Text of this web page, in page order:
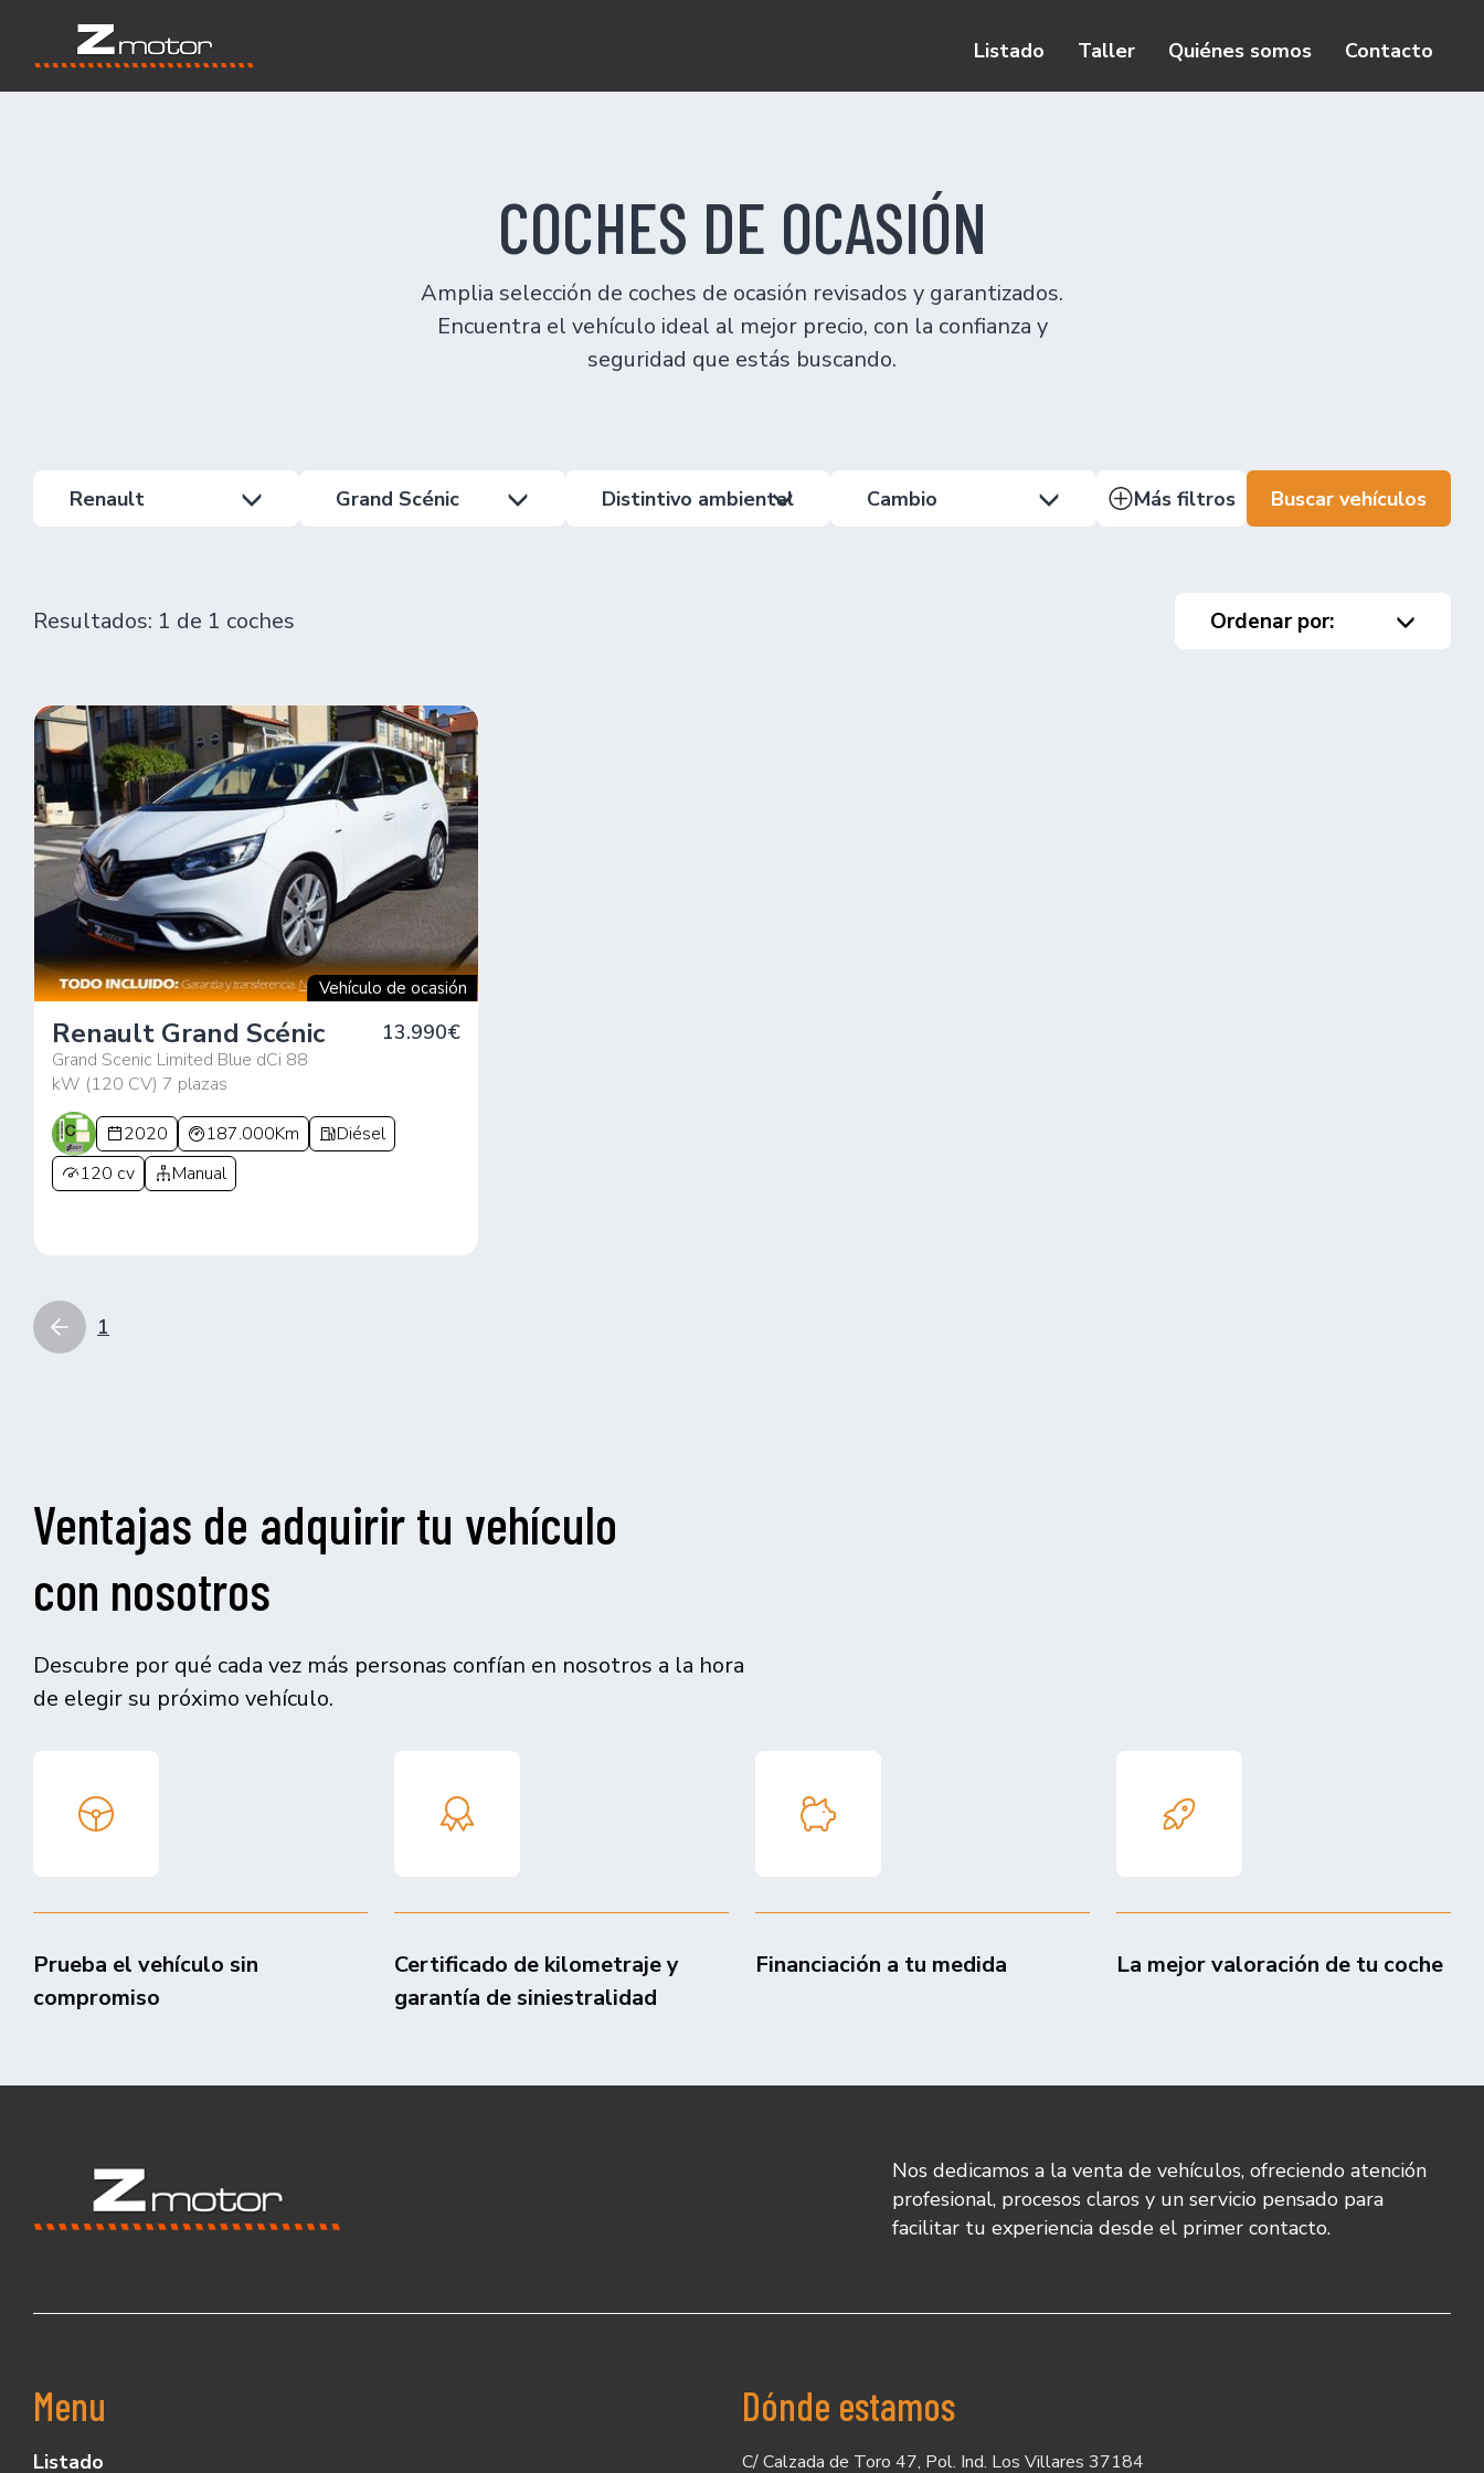
Listado Taller Quiénes somos Contacto
COCHES DE OCASIÓN
Amplia selección de coches de ocasión revisados y garantizados.
Encuentra el vehículo ideal al mejor precio, con la confianza y
seguridad que estás buscando.
Renault Grand Scénic Distintivo ambiental Cambio Más filtros Buscar vehículos
Resultados: 1 de 1 coches Ordenar por:
Vehículo de ocasión
Renault Grand Scénic
Grand Scenic Limited Blue dCi 88
kW (120 CV) 7 plazas
13.990€
2020 187.000Km
Diésel
120 cv
Manual
1
Ventajas de adquirir tu vehículo
con nosotros
Descubre por qué cada vez más personas confían en nosotros a la hora
de elegir su próximo vehículo.
Prueba el vehículo sin
compromiso
Certificado de kilometraje y
garantía de siniestralidad
Financiación a tu medida La mejor valoración de tu coche
Nos dedicamos a la venta de vehículos, ofreciendo atención
profesional, procesos claros y un servicio pensado para
facilitar tu experiencia desde el primer contacto.
Menu
Listado
Dónde estamos
C/ Calzada de Toro 47, Pol. Ind. Los Villares 37184